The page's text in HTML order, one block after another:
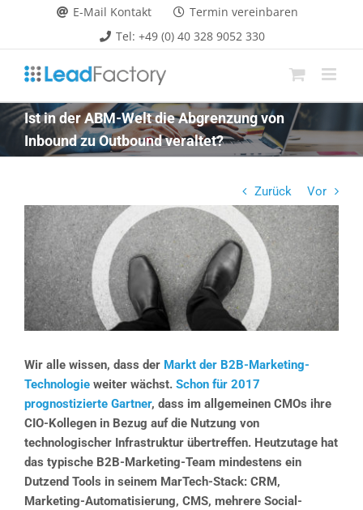
springen
E-Mail Kontakt
Termin vereinbaren
Tel: +49 (0) 40 328 9052 330
Ist in der ABM-Welt die Abgrenzung von
Inbound zu Outbound veraltet?
Zurück
Vor
Zeige
grösseres
Bild
Wir alle wissen, dass der Markt der B2B-Marketing-
Technologie weiter wächst. Schon für 2017
prognostizierte Gartner, dass im allgemeinen CMOs ihre
CIO-Kollegen in Bezug auf die Nutzung von
technologischer Infrastruktur übertreffen. Heutzutage hat
das typische B2B-Marketing-Team mindestens ein
Dutzend Tools in seinem MarTech-Stack: CRM,
Marketing-Automatisierung, CMS, mehrere Social-